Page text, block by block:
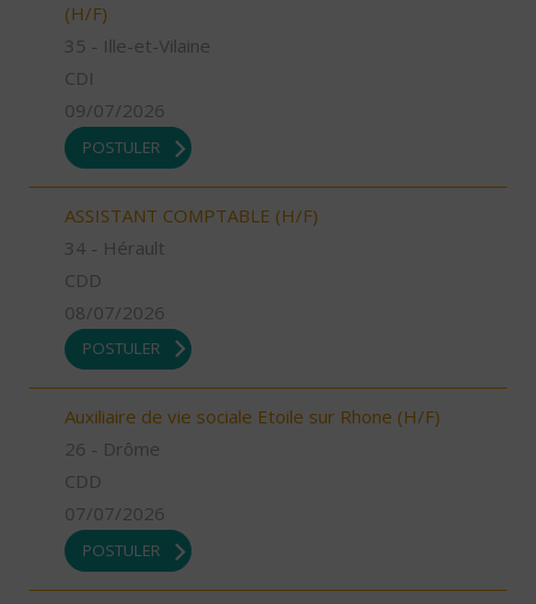
(H/F)
35 - Ille-et-Vilaine
CDI
09/07/2026
POSTULER
ASSISTANT COMPTABLE (H/F)
34 - Hérault
CDD
08/07/2026
POSTULER
Auxiliaire de vie sociale Etoile sur Rhone (H/F)
26 - Drôme
CDD
07/07/2026
POSTULER